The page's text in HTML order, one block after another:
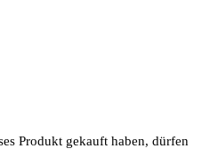
Produkt gekauft haben, dürfen